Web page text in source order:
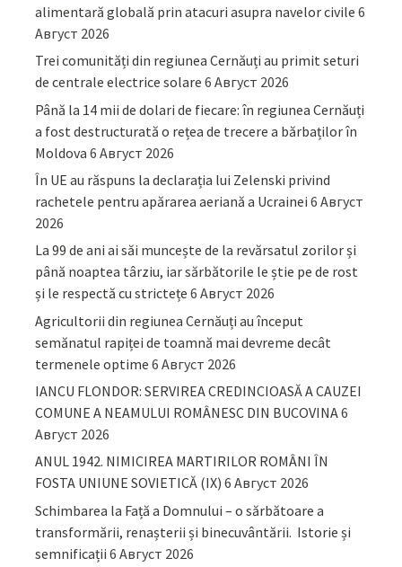
alimentară globală prin atacuri asupra navelor civile 6
Август 2026
Trei comunități din regiunea Cernăuți au primit seturi
de centrale electrice solare 6 Август 2026
Până la 14 mii de dolari de fiecare: în regiunea Cernăuți
a fost destructurată o rețea de trecere a bărbaților în
Moldova 6 Август 2026
În UE au răspuns la declarația lui Zelenski privind
rachetele pentru apărarea aeriană a Ucrainei 6 Август
2026
La 99 de ani ai săi muncește de la revărsatul zorilor și
până noaptea târziu, iar sărbătorile le știe pe de rost
și le respectă cu strictețe 6 Август 2026
Agricultorii din regiunea Cernăuți au început
semănatul rapiței de toamnă mai devreme decât
termenele optime 6 Август 2026
IANCU FLONDOR: SERVIREA CREDINCIOASĂ A CAUZEI
COMUNE A NEAMULUI ROMÂNESC DIN BUCOVINA6
Август 2026
ANUL 1942. NIMICIREA MARTIRILOR ROMÂNI ÎN
FOSTA UNIUNE SOVIETICĂ (IX) 6 Август 2026
Schimbarea la Față a Domnului – o sărbătoare a
transformării, renașterii și binecuvântării. Istorie și
semnificații 6 Август 2026